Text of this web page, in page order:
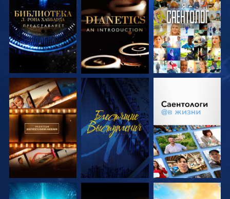
СМОТРЕТЬ
ПЕРЕДАЧИ
СМОТРЕТЬ
ПЕРЕДАЧИ
СМОТРЕТЬ
СМОТРЕТЬ
ПЕРЕДАЧИ
СМОТРЕТЬ
СМОТРЕТЬ